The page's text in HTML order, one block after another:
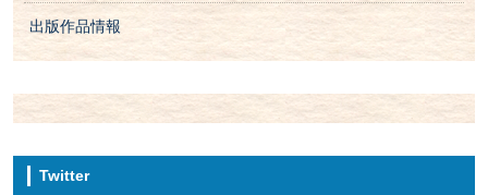
出版作品情報
Twitter